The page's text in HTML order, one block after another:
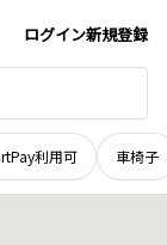
ログイン新規登録
利用可 車椅子